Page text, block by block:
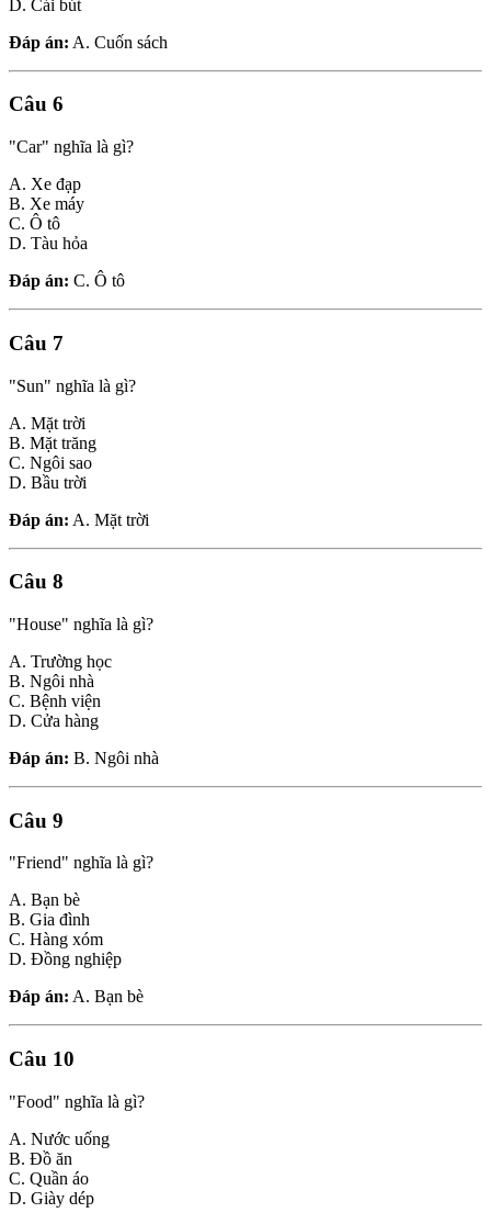
D. Cái bút
Đáp án: A. Cuốn sách
Câu 6
"Car" nghĩa là gì?
A. Xe đạp
B. Xe máy
C. Ô tô
D. Tàu hỏa
Đáp án: C. Ô tô
Câu 7
"Sun" nghĩa là gì?
A. Mặt trời
B. Mặt trăng
C. Ngôi sao
D. Bầu trời
Đáp án: A. Mặt trời
Câu 8
"House" nghĩa là gì?
A. Trường học
B. Ngôi nhà
C. Bệnh viện
D. Cửa hàng
Đáp án: B. Ngôi nhà
Câu 9
"Friend" nghĩa là gì?
A. Bạn bè
B. Gia đình
C. Hàng xóm
D. Đồng nghiệp
Đáp án: A. Bạn bè
Câu 10
"Food" nghĩa là gì?
A. Nước uống
B. Đồ ăn
C. Quần áo
D. Giày dép